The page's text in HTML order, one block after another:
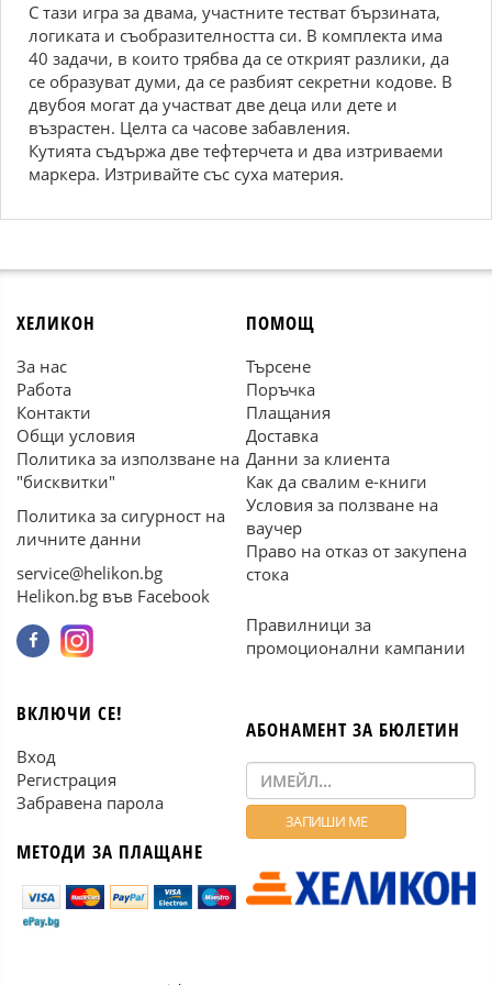
С тази игра за двама, участните тестват бързината,
логиката и съобразителността си. В комплекта има
40 задачи, в които трябва да се открият разлики, да
се образуват думи, да се разбият секретни кодове. В
двубоя могат да участват две деца или дете и
възрастен. Целта са часове забавления.
Кутията съдържа две тефтерчета и два изтриваеми
маркера. Изтривайте със суха материя.
ХЕЛИКОН
За нас
Работа
Контакти
Общи условия
Политика за използване на
"бисквитки"
Политика за сигурност на
личните данни
service@helikon.bg
Helikon.bg във Facebook
ПОМОЩ
Търсене
Поръчка
Плащания
Доставка
Данни за клиента
Как да свалим е-книги
Условия за ползване на
ваучер
Право на отказ от закупена
стока
Правилници за
промоционални кампании
ВКЛЮЧИ СЕ!
Вход
Регистрация
Забравена парола
МЕТОДИ ЗА ПЛАЩАНЕ
АБОНАМЕНТ ЗА БЮЛЕТИН